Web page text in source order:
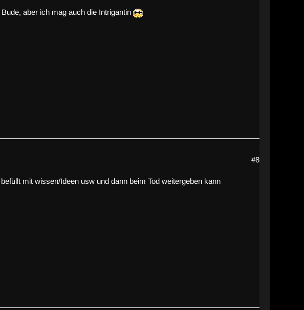
aber ich mag auch die Intrigantin
#8
mit wissen/Ideen usw und dann beim Tod weitergeben kann